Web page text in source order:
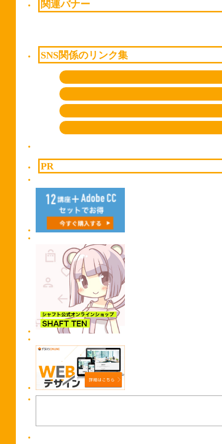
関連バナー
SNS関係のリンク集
PR